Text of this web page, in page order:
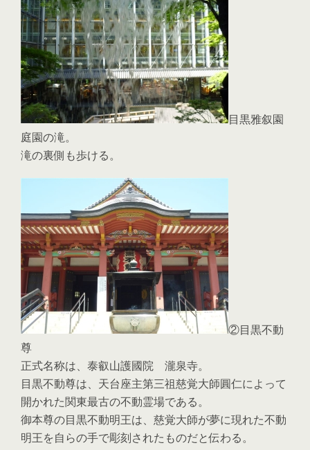
目黒雅叙園
庭園の滝。
滝の裏側も歩ける。
②目黒不動
尊
正式名称は、泰叡山護國院 瀧泉寺。
目黒不動尊は、天台座主第三祖慈覚大師圓仁によって
開かれた関東最古の不動霊場である。
御本尊の目黒不動明王は、慈覚大師が夢に現れた不動
明王を自らの手で彫刻されたものだと伝わる。